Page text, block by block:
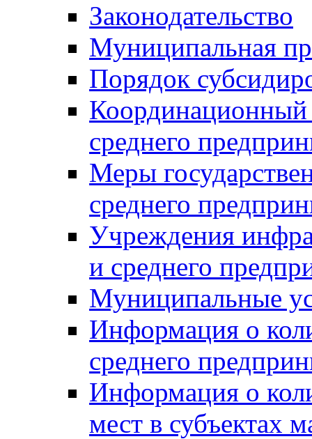
Законодательство
Муниципальная
Порядок
Координационный
среднего
Меры
среднего
Учреждения
и среднего
Муниципальные
Информация о
среднего
Информация о
мест в субъектах